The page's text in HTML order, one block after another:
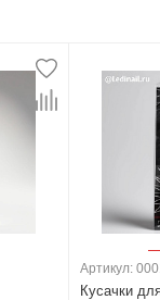
Артикул:
Кусачки